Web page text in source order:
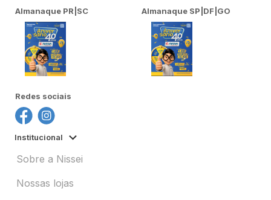
Almanaque PR|SC Almanaque SP|DF|GO
Redes sociais
Institucional
Sobre a Nissei
Nossas lojas